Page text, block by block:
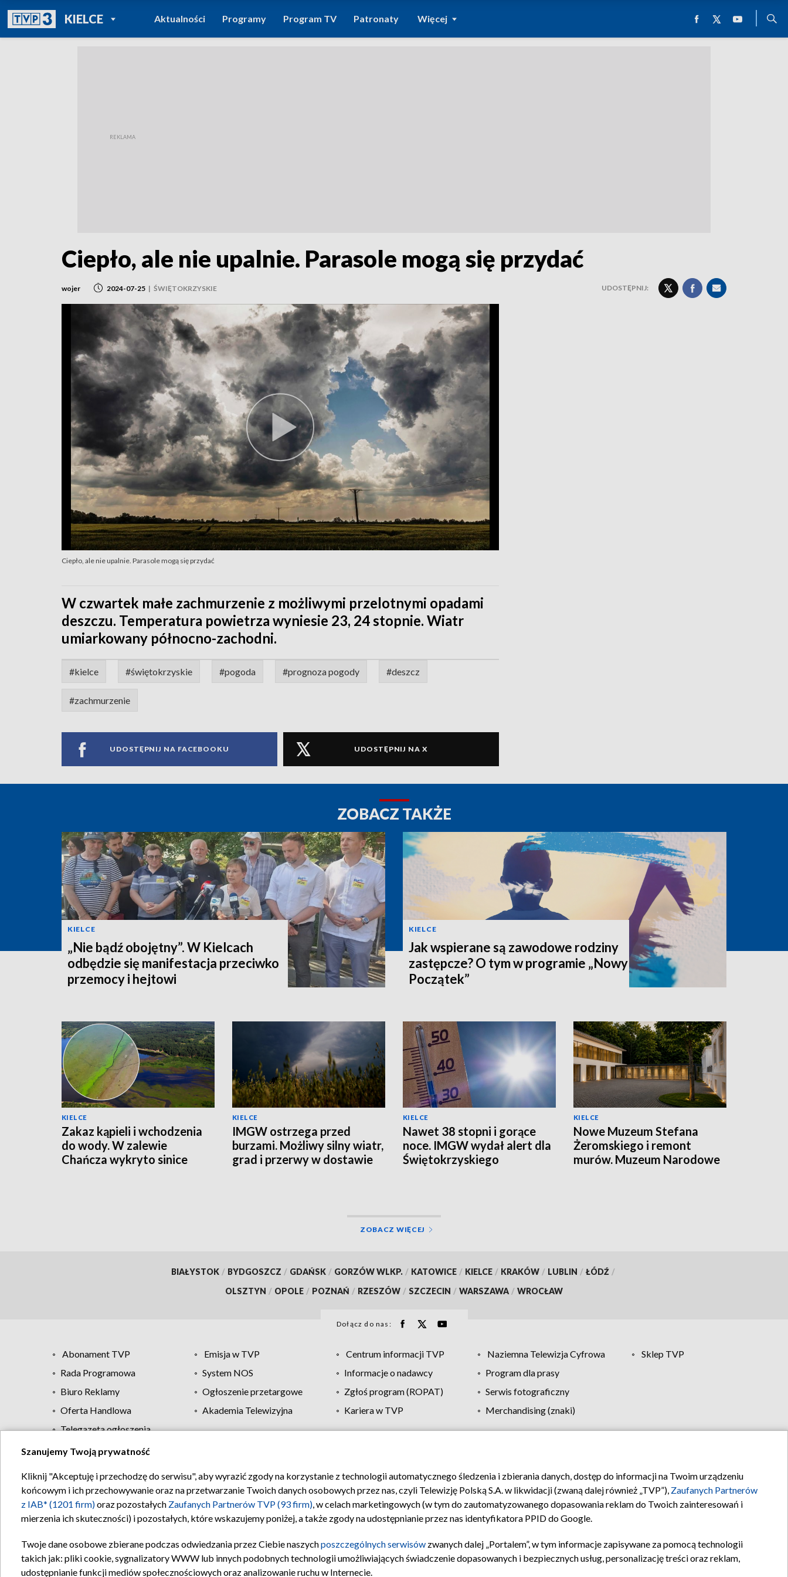
KIELCEPOWRÓT DO
TVP REGIONY
Aktualności Programy Program TV Patronaty Więcej
Ciepło, ale nie upalnie. Parasole mogą się przydać
wojer 2024-07-25 | ŚWIĘTOKRZYSKIE UDOSTĘPNIJ:
Ciepło, ale nie upalnie. Parasole mogą się przydać
W czwartek małe zachmurzenie z możliwymi przelotnymi opadami
deszczu. Temperatura powietrza wyniesie 23, 24 stopnie. Wiatr
umiarkowany północno-zachodni.
#kielce #świętokrzyskie #pogoda #prognoza pogody #deszcz
#zachmurzenie
UDOSTĘPNIJ NA FACEBOOKU UDOSTĘPNIJ NA X
ZOBACZ TAKŻE
KIELCE
„Nie bądź obojętny”. W Kielcach
odbędzie się manifestacja przeciwko
przemocy i hejtowi
KIELCE
Jak wspierane są zawodowe rodziny
zastępcze? O tym w programie „Nowy
Początek”
KIELCE
Zakaz kąpieli i wchodzenia
do wody. W zalewie
Chańcza wykryto sinice
KIELCE
IMGW ostrzega przed
burzami. Możliwy silny wiatr,
grad i przerwy w dostawie
KIELCE
Nawet 38 stopni i gorące
noce. IMGW wydał alert dla
Świętokrzyskiego
KIELCE
Nowe Muzeum Stefana
Żeromskiego i remont
murów. Muzeum Narodowe
ZOBACZ WIĘCEJ
BIAŁYSTOK / BYDGOSZCZ / GDAŃSK / GORZÓW WLKP. / KATOWICE / KIELCE / KRAKÓW / LUBLIN / ŁÓDŹ /
OLSZTYN / OPOLE / POZNAŃ / RZESZÓW / SZCZECIN / WARSZAWA / WROCŁAW
Dołącz do nas:
Abonament TVP Emisja w TVP Centrum informacji TVP Naziemna Telewizja Cyfrowa
Sklep TVP
Rada Programowa
System NOS Informacje o nadawcy
Program dla prasy
Biuro Reklamy
Ogłoszenie przetargowe Zgłoś program (ROPAT)
Serwis fotograficzny
Oferta Handlowa
Akademia Telewizyjna Kariera w TVP
Merchandising (znaki)
Telegazeta ogłoszenia
Regulamin TVP Polityka prywatności Moje zgody Pomoc Biuro reklamy Kontakt
Szanujemy Twoją prywatność
Kliknij "Akceptuję i przechodzę do serwisu", aby wyrazić zgody na korzystanie z technologii automatycznego śledzenia i zbierania danych, dostęp do informacji na Twoim urządzeniu
końcowym i ich przechowywanie oraz na przetwarzanie Twoich danych osobowych przez nas, czyli Telewizję Polską S.A. w likwidacji (zwaną dalej również „TVP”), Zaufanych Partnerów
z IAB* (1201 firm)oraz pozostałych Zaufanych Partnerów TVP (93 firm), w celach marketingowych (w tym do zautomatyzowanego dopasowania reklam do Twoich zainteresowań i
mierzenia ich skuteczności) i pozostałych, które wskazujemy poniżej, a także zgody na udostępnianie przez nas identyfikatora PPID do Google.
Twoje dane osobowe zbierane podczas odwiedzania przez Ciebie naszychposzczególnych serwisów zwanych dalej „Portalem”, w tym informacje zapisywane za pomocą technologii
takich jak: pliki cookie, sygnalizatory WWW lub innych podobnych technologii umożliwiających świadczenie dopasowanych i bezpiecznych usług, personalizację treści oraz reklam,
udostępnianie funkcji mediów społecznościowych oraz analizowanie ruchu w Internecie.